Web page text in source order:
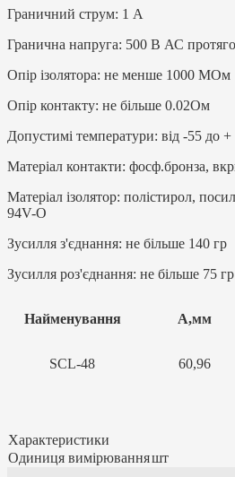
Граничний струм: 1 A
Гранична напруга: 500 В АС
Опір ізолятора: не менше 1000 МОм
Опір контакту: не більше 0.02Ом
Допустимі температури: від -55 до
Матеріал контакти: фосф.бронза,
Матеріал ізолятор: полістирол,
94V-O
Зусилля з'єднання: не більше 140 гр
Зусилля роз'єднання: не більше 75 гр
Найменування А,мм
SCL-48 60,96
Характеристики
Одиниця вимірюванняшт